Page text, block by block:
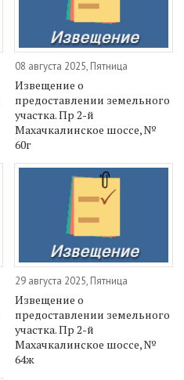
08 августа 2025, Пятница
Извещение о
предоставлении земельного
участка. Пр 2-й
Махачкалинское шоссе, №
60г
29 августа 2025, Пятница
Извещение о
предоставлении земельного
участка. Пр 2-й
Махачкалинское шоссе, №
64ж